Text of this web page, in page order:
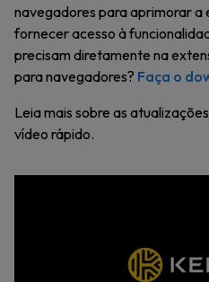
navegadores para aprimorar a
fornecer acesso à
precisam diretamente na
para navegadores? Faça o
Leia mais sobre as
vídeo rápido.